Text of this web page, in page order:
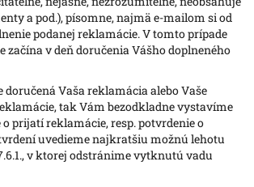
a pod.), písomne, najmä e-mailom si od
podanej reklamácie. V tomto prípade
začína v deň doručenia Vášho doplneného
doručená Vaša reklamácia alebo Vaše
tak Vám bezodkladne vystavíme
prijatí reklamácie, resp. potvrdenie o
uvedieme najkratšiu možnú lehotu
v ktorej odstránime vytknutú vadu